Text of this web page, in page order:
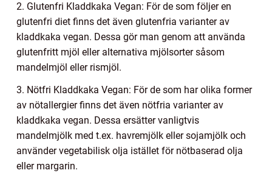
2. Glutenfri Kladdkaka Vegan: För de som följer en
glutenfri diet finns det även glutenfria varianter av
kladdkaka vegan. Dessa gör man genom att använda
glutenfritt mjöl eller alternativa mjölsorter såsom
mandelmjöl eller rismjöl.
3. Nötfri Kladdkaka Vegan: För de som har olika former
av nötallergier finns det även nötfria varianter av
kladdkaka vegan. Dessa ersätter vanligtvis
mandelmjölk med t.ex. havremjölk eller sojamjölk och
använder vegetabilisk olja istället för nötbaserad olja
eller margarin.